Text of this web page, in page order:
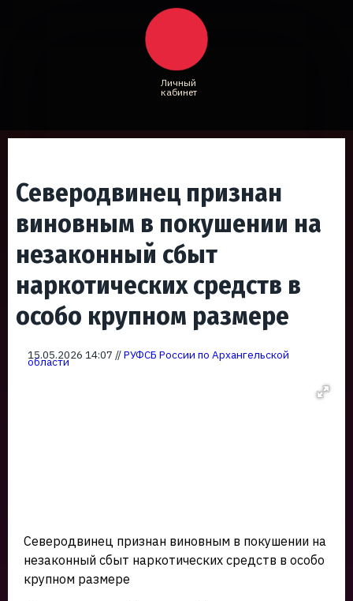
Личный
кабинет
Северодвинец признан
виновным в покушении на
незаконный сбыт
наркотических средств в
особо крупном размере
15.05.2026 14:07 //РУФСБ России по Архангельской
области
Северодвинец признан виновным в покушении на
незаконный сбыт наркотических средств в особо
крупном размере